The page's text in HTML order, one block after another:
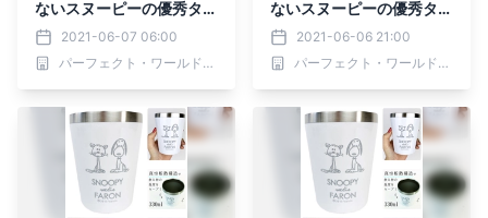
ないスヌーピーの優秀タン
ブラーがスゴイ♪
2021-06-07 06:00
パーフェクト・ワールド株式会社
ないスヌーピーの優秀タン
ブラーがスゴイ♪
2021-06-06 21:00
パーフェクト・ワールド株式会社